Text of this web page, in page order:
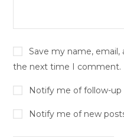
Save my name,
the next time I comment.
Notify me of follow-
Notify me of new